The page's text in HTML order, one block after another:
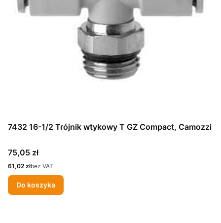
7432 16-1/2 Trójnik wtykowy T GZ Compact, Camozzi
Cena
75,05 zł
Cena
61,02 złbez VAT
Do koszyka